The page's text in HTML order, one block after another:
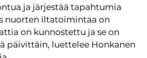
ja järjestää tapahtumia
nuorten iltatoimintaa on
on kunnostettu ja se on
päivittäin, luettelee Honkanen